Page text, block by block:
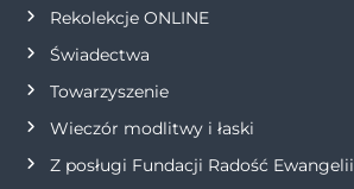
Rekolekcje ONLINE
Świadectwa
Towarzyszenie
Wieczór modlitwy i łaski
Z posługi Fundacji Radość Ewangelii